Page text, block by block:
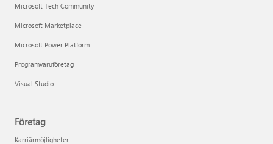
Microsoft Tech Community
Microsoft Marketplace
Microsoft Power Platform
Programvaruföretag
Visual Studio
Företag
Karriärmöjligheter